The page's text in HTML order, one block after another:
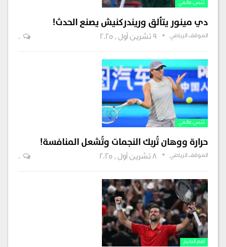
تنس عالمي
دي مينور يتألق وريندركنيش يصنع الحدث!
الموقف الرياضي 0
تنس عالمي
حرارة ووهان تُربك النجمات وتُشعل المنافسة!
الموقف الرياضي 0
اهم الاخبار